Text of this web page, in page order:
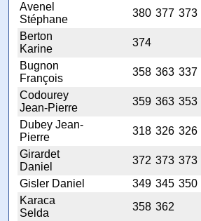
Avenel
Stéphane
380 377 373
Berton
Karine
374
Bugnon
François
358 363 337
Codourey
Jean-Pierre
359 363 353
Dubey Jean-
Pierre
318 326 326
Girardet
Daniel
372 373 373
Gisler Daniel
349 345 350
Karaca
Selda
358 362